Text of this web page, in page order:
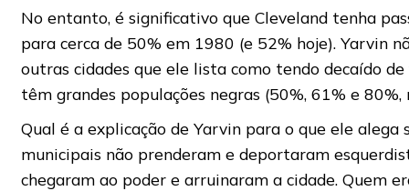
No entanto, é significativo que Cleveland tenha
para cerca de 50% em 1980 (e 52% hoje). Yarvin
outras cidades que ele lista como tendo decaído
têm grandes populações negras (50%, 61% e
Qual é a explicação de Yarvin para o que ele
municipais não prenderam e deportaram
chegaram ao poder e arruinaram a cidade. Quem